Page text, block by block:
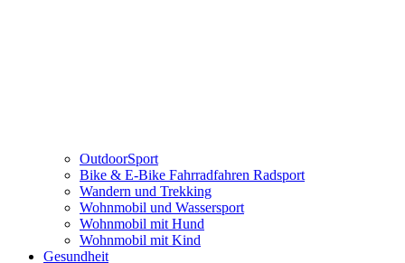
OutdoorSport
Bike & E-Bike Fahrradfahren Radsport
Wandern und Trekking
Wohnmobil und Wassersport
Wohnmobil mit Hund
Wohnmobil mit Kind
Gesundheit